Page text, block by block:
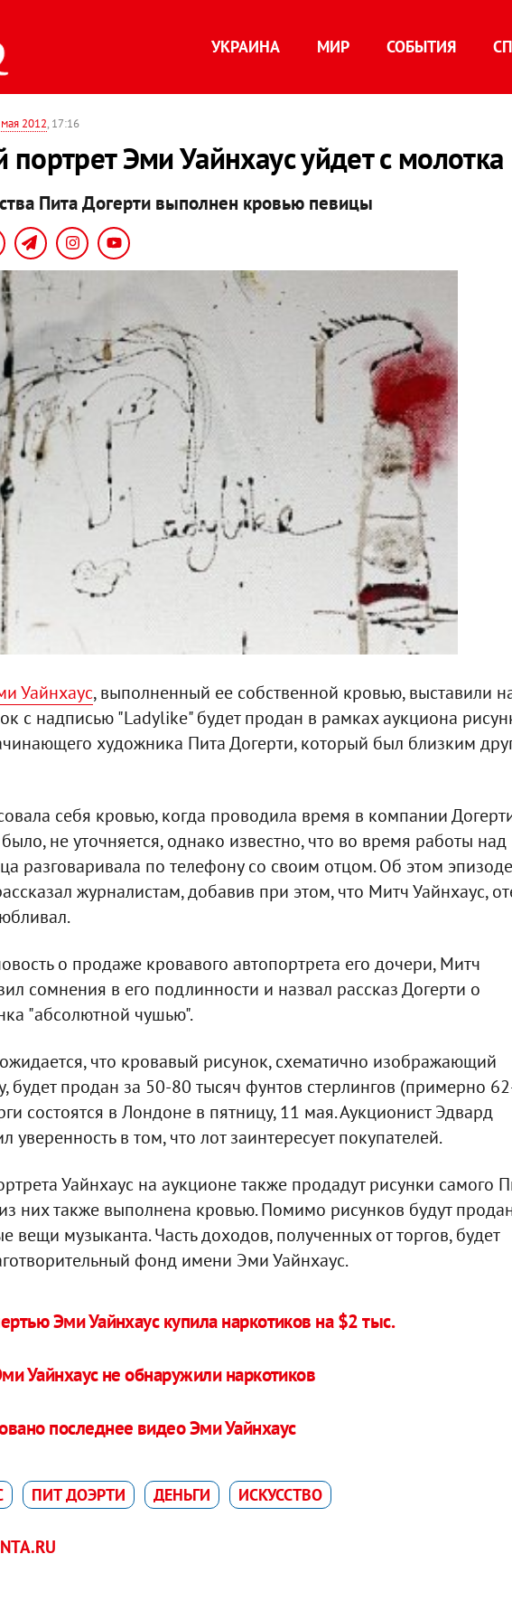
УКРАИНА МИР СОБЫТИЯ
2012, 17:16
Эми Уайнхаус уйдет с молотка
Пита Догерти выполнен кровью певицы
Уайнхаус, выполненный ее собственной кровью, выставили
с надписью "Ladylike" будет продан в рамках аукциона
художника Пита Догерти, который был близким
себя кровью, когда проводила время в компании
не уточняется, однако известно, что во время работы над
разговаривала по телефону со своим отцом. Об этом эпизоде
журналистам, добавив при этом, что Митч Уайнхаус,
о продаже кровавого автопортрета его дочери, Митч
сомнения в его подлинности и назвал рассказ Догерти о
"абсолютной чушью".
что кровавый рисунок, схематично изображающий
будет продан за 50-80 тысяч фунтов стерлингов (примерно
состоятся в Лондоне в пятницу, 11 мая. Аукционист Эдвард
уверенность в том, что лот заинтересует покупателей.
Уайнхаус на аукционе также продадут рисунки самого
из них также выполнена кровью. Помимо рисунков будут
вещи музыканта. Часть доходов, полученных от торгов, будет
фонд имени Эми Уайнхаус.
Эми Уайнхаус купила наркотиков на $2 тыс.
Уайнхаус не обнаружили наркотиков
последнее видео Эми Уайнхаус
ПИТ ДОЭРТИ ДЕНЬГИ ИСКУССТВО